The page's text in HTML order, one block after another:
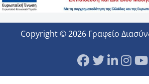
Copyright © 2026 Γραφείο